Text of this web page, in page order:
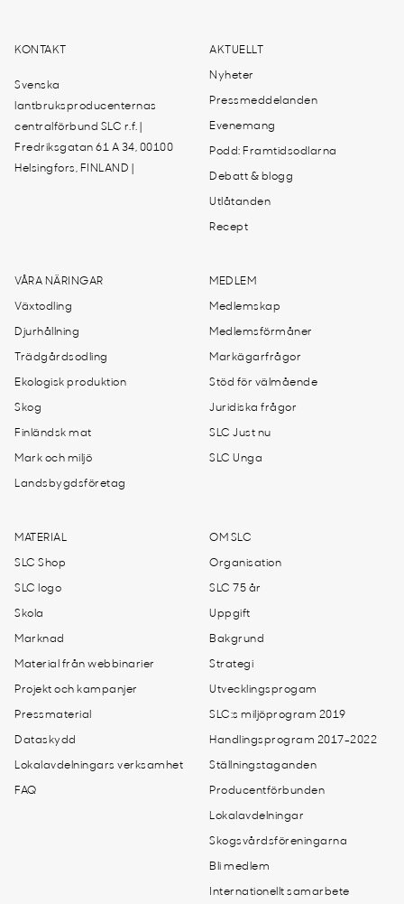
KONTAKT
Svenska
lantbruksproducenternas
centralförbund SLC r.f. |
Fredriksgatan 61 A 34, 00100
Helsingfors, FINLAND |
AKTUELLT
Nyheter
Pressmeddelanden
Evenemang
Podd: Framtidsodlarna
Debatt & blogg
Utlåtanden
Recept
VÅRA NÄRINGAR
Växtodling
Djurhållning
Trädgårdsodling
Ekologisk produktion
Skog
Finländsk mat
Mark och miljö
Landsbygdsföretag
MEDLEM
Medlemskap
Medlemsförmåner
Markägarfrågor
Stöd för välmående
Juridiska frågor
SLC Just nu
SLC Unga
MATERIAL
SLC Shop
SLC logo
Skola
Marknad
Material från webbinarier
Projekt och kampanjer
Pressmaterial
Dataskydd
Lokalavdelningars verksamhet
FAQ
OM SLC
Organisation
SLC 75 år
Uppgift
Bakgrund
Strategi
Utvecklingsprogam
SLC:s miljöprogram 2019
Handlingsprogram 2017-2022
Ställningstaganden
Producentförbunden
Lokalavdelningar
Skogsvårdsföreningarna
Bli medlem
Internationellt samarbete